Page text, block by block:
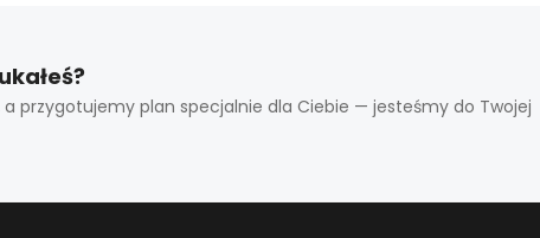
przygotujemy plan specjalnie dla Ciebie — jesteśmy do Twojej